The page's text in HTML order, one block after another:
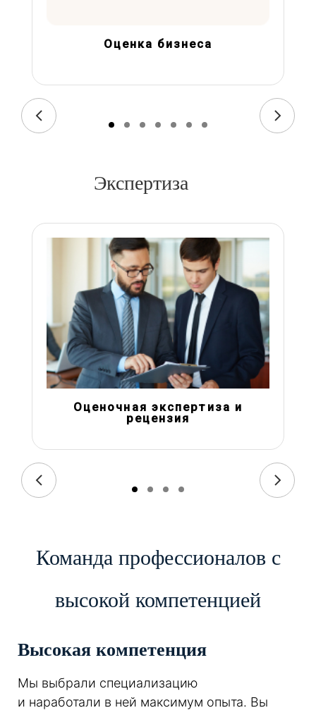
Оценка бизнеса
Экспертиза
Оценочная экспертиза и
рецензия
Команда профессионалов с
высокой компетенцией
Высокая компетенция
Мы выбрали специализацию
и наработали в ней максимум опыта. Вы